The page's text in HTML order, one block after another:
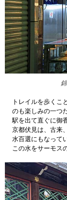
トレイルを歩くこ
のも楽しみの一つだ
駅を出て直ぐに御
京都伏見は、古来
水百選にもなって
この水をサーモス